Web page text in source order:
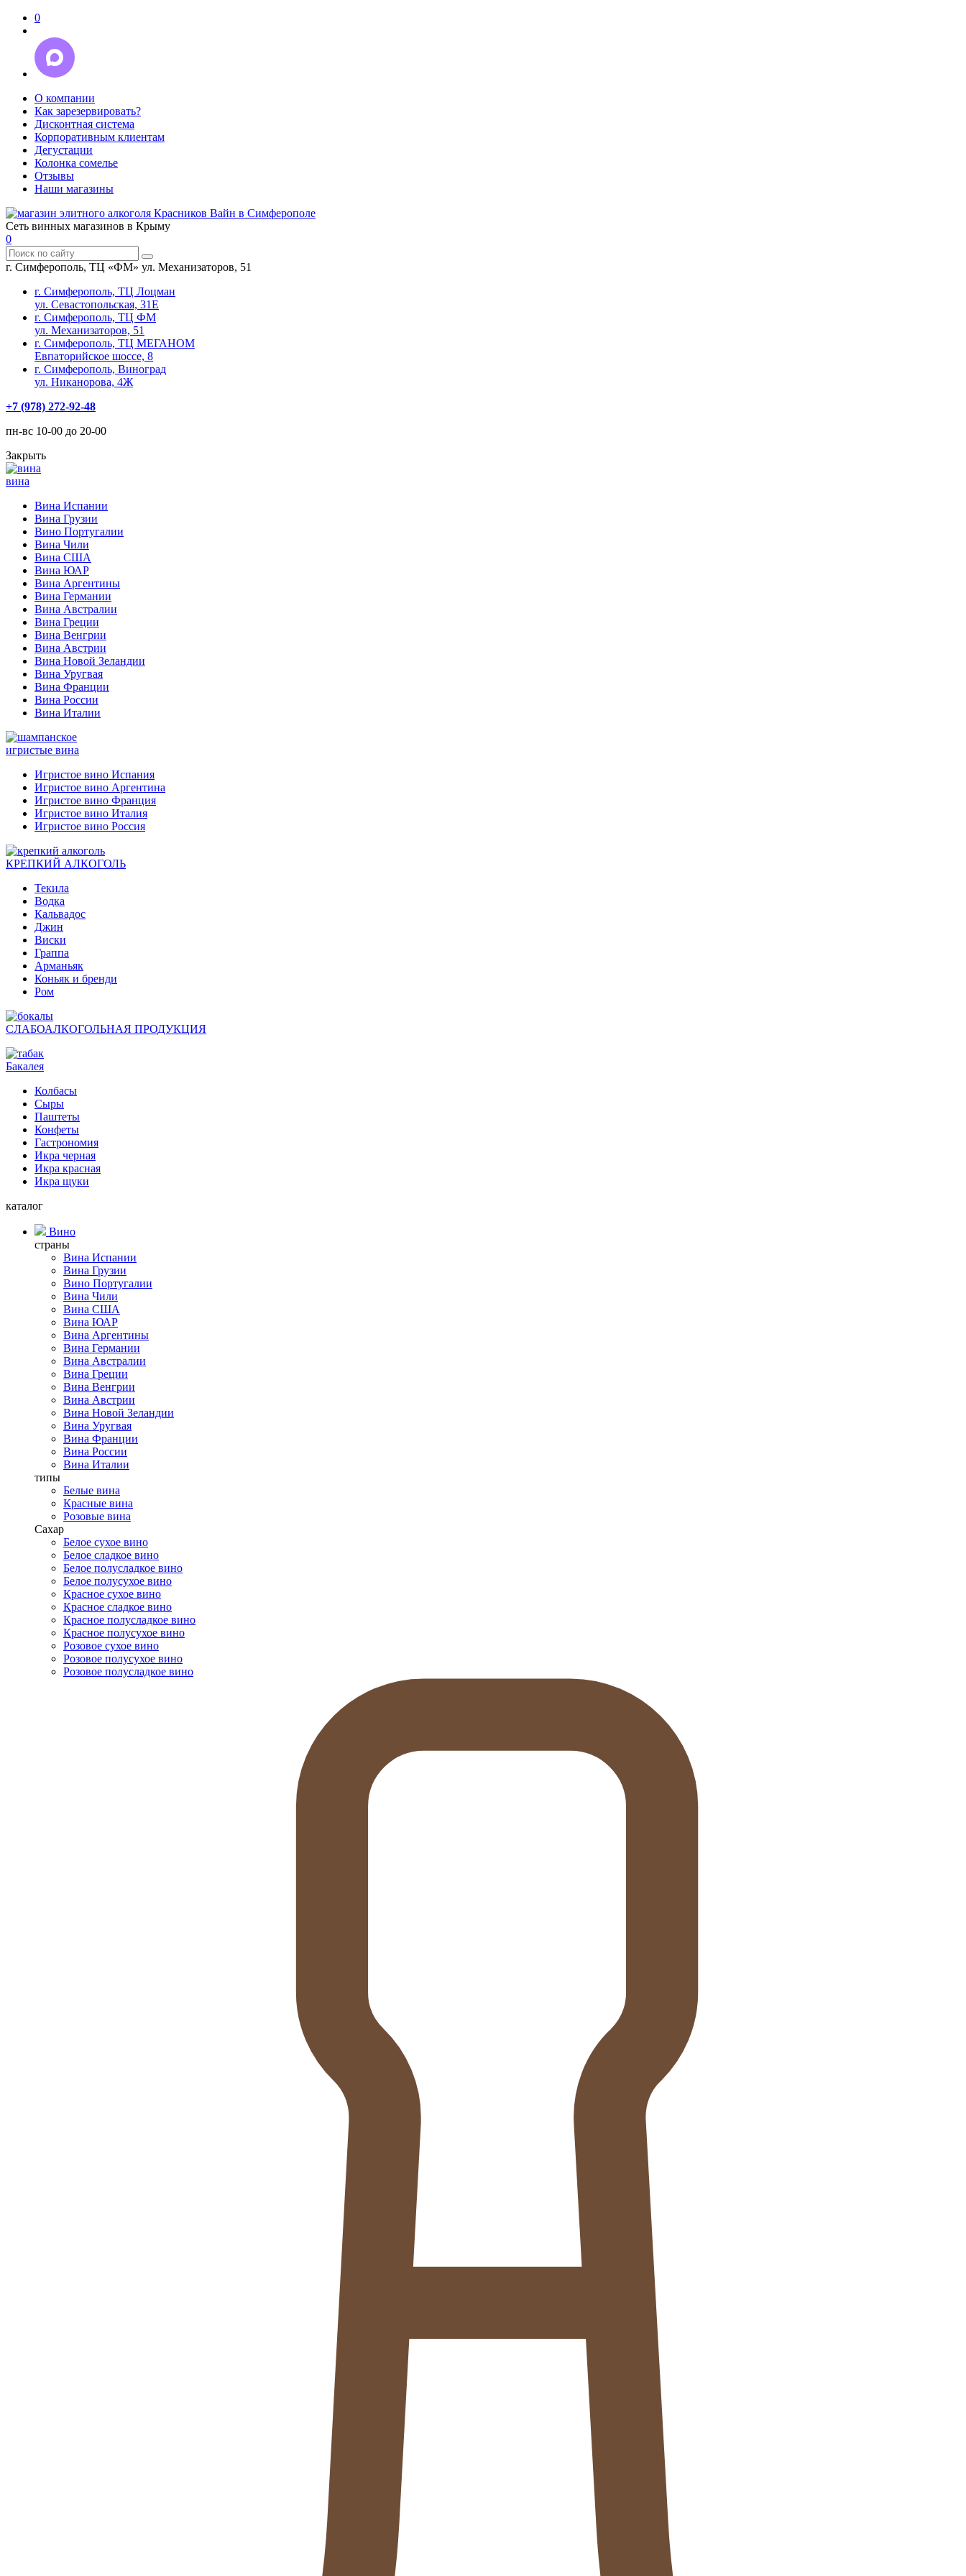
0
О компании
Как зарезервировать?
Дисконтная система
Корпоративным клиентам
Дегустации
Колонка сомелье
Отзывы
Наши магазины
Сеть винных магазинов в Крыму
0
г. Симферополь, ТЦ «ФМ» ул. Механизаторов, 51
г. Симферополь, ТЦ Лоцман
ул. Севастопольская, 31Е
г. Симферополь, ТЦ ФМ
ул. Механизаторов, 51
г. Симферополь, ТЦ МЕГАНОМ
Евпаторийское шоссе, 8
г. Симферополь, Виноград
ул. Никанорова, 4Ж
+7 (978) 272-92-48
пн-вс 10-00 до 20-00
Закрыть
вина
Вина Испании
Вина Грузии
Вино Португалии
Вина Чили
Вина США
Вина ЮАР
Вина Аргентины
Вина Германии
Вина Австралии
Вина Греции
Вина Венгрии
Вина Австрии
Вина Новой Зеландии
Вина Уругвая
Вина Франции
Вина России
Вина Италии
игристые вина
Игристое вино Испания
Игристое вино Аргентина
Игристое вино Франция
Игристое вино Италия
Игристое вино Россия
КРЕПКИЙ АЛКОГОЛЬ
Текила
Водка
Кальвадос
Джин
Виски
Граппа
Арманьяк
Коньяк и бренди
Ром
СЛАБОАЛКОГОЛЬНАЯ ПРОДУКЦИЯ
Бакалея
Колбасы
Сыры
Паштеты
Конфеты
Гастрономия
Икра черная
Икра красная
Икра щуки
каталог
Вино
страны
Вина Испании
Вина Грузии
Вино Португалии
Вина Чили
Вина США
Вина ЮАР
Вина Аргентины
Вина Германии
Вина Австралии
Вина Греции
Вина Венгрии
Вина Австрии
Вина Новой Зеландии
Вина Уругвая
Вина Франции
Вина России
Вина Италии
типы
Белые вина
Красные вина
Розовые вина
Сахар
Белое сухое вино
Белое сладкое вино
Белое полусладкое вино
Белое полусухое вино
Красное сухое вино
Красное сладкое вино
Красное полусладкое вино
Красное полусухое вино
Розовое сухое вино
Розовое полусухое вино
Розовое полусладкое вино